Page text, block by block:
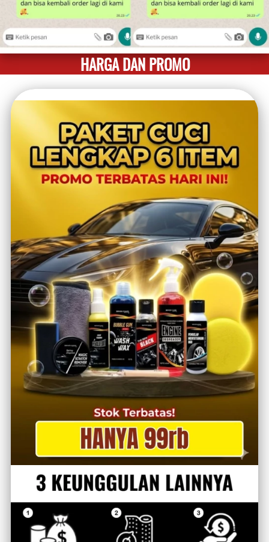
HARGA DAN PROMO